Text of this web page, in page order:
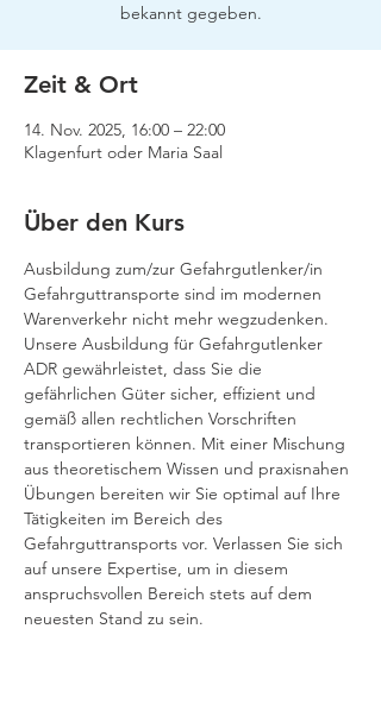
bekannt gegeben.
Zeit & Ort
14. Nov. 2025, 16:00 – 22:00
Klagenfurt oder Maria Saal
Über den Kurs
Ausbildung zum/zur Gefahrgutlenker/in
Gefahrguttransporte sind im modernen
Warenverkehr nicht mehr wegzudenken.
Unsere Ausbildung für Gefahrgutlenker
ADR gewährleistet, dass Sie die
gefährlichen Güter sicher, effizient und
gemäß allen rechtlichen Vorschriften
transportieren können. Mit einer Mischung
aus theoretischem Wissen und praxisnahen
Übungen bereiten wir Sie optimal auf Ihre
Tätigkeiten im Bereich des
Gefahrguttransports vor. Verlassen Sie sich
auf unsere Expertise, um in diesem
anspruchsvollen Bereich stets auf dem
neuesten Stand zu sein.